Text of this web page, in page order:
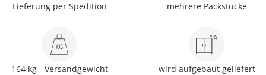
Lieferung per Spedition mehrere Packstücke
164 kg - Versandgewicht wird aufgebaut geliefert